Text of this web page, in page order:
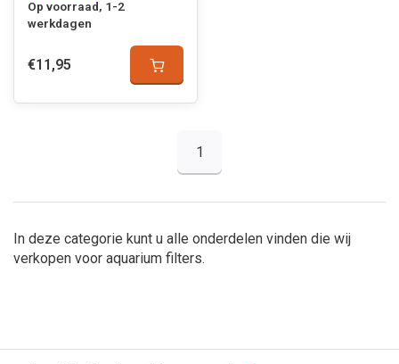
Op voorraad, 1-2
werkdagen
€11,95
1
In deze categorie kunt u alle onderdelen vinden die wij
verkopen voor aquarium filters.